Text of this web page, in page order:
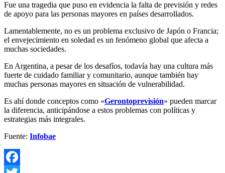
Fue una tragedia que puso en evidencia la falta de previsión y redes
de apoyo para las personas mayores en países desarrollados.
Lamentablemente, no es un problema exclusivo de Japón o Francia;
el envejecimiento en soledad es un fenómeno global que afecta a
muchas sociedades.
En Argentina, a pesar de los desafíos, todavía hay una cultura más
fuerte de cuidado familiar y comunitario, aunque también hay
muchas personas mayores en situación de vulnerabilidad.
Es ahí donde conceptos como «Gerontoprevisión» pueden marcar
la diferencia, anticipándose a estos problemas con políticas y
estrategias más integrales.
Fuente: Infobae